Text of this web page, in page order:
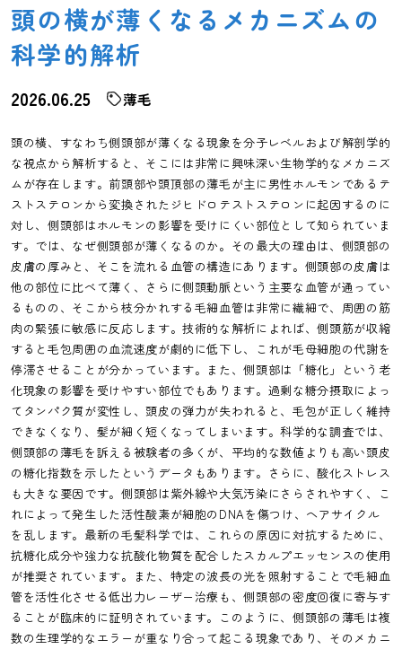
頭の横が薄くなるメカニズムの
科学的解析
2026.06.25 薄毛
頭の横、すなわち側頭部が薄くなる現象を分子レベルおよび解剖学的
な視点から解析すると、そこには非常に興味深い生物学的なメカニズ
ムが存在します。前頭部や頭頂部の薄毛が主に男性ホルモンであるテ
ストステロンから変換されたジヒドロテストステロンに起因するのに
対し、側頭部はホルモンの影響を受けにくい部位として知られていま
す。では、なぜ側頭部が薄くなるのか。その最大の理由は、側頭部の
皮膚の厚みと、そこを流れる血管の構造にあります。側頭部の皮膚は
他の部位に比べて薄く、さらに側頭動脈という主要な血管が通ってい
るものの、そこから枝分かれする毛細血管は非常に繊細で、周囲の筋
肉の緊張に敏感に反応します。技術的な解析によれば、側頭筋が収縮
すると毛包周囲の血流速度が劇的に低下し、これが毛母細胞の代謝を
停滞させることが分かっています。また、側頭部は「糖化」という老
化現象の影響を受けやすい部位でもあります。過剰な糖分摂取によっ
てタンパク質が変性し、頭皮の弾力が失われると、毛包が正しく維持
できなくなり、髪が細く短くなってしまいます。科学的な調査では、
側頭部の薄毛を訴える被験者の多くが、平均的な数値よりも高い頭皮
の糖化指数を示したというデータもあります。さらに、酸化ストレス
も大きな要因です。側頭部は紫外線や大気汚染にさらされやすく、こ
れによって発生した活性酸素が細胞のDNAを傷つけ、ヘアサイクル
を乱します。最新の毛髪科学では、これらの原因に対抗するために、
抗糖化成分や強力な抗酸化物質を配合したスカルプエッセンスの使用
が推奨されています。また、特定の波長の光を照射することで毛細血
管を活性化させる低出力レーザー治療も、側頭部の密度回復に寄与す
ることが臨床的に証明されています。このように、側頭部の薄毛は複
数の生理学的なエラーが重なり合って起こる現象であり、そのメカニ